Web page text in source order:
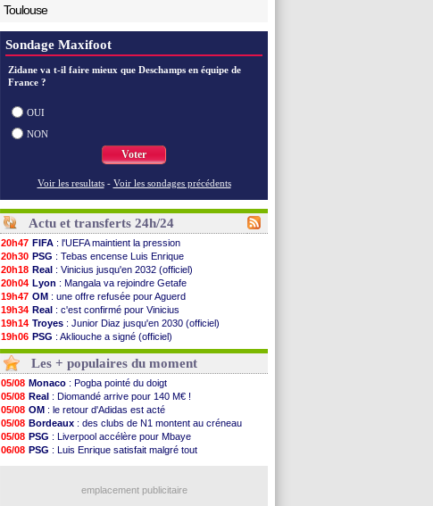
Toulouse
Sondage Maxifoot
Zidane va t-il faire mieux que Deschamps en équipe de
France ?
OUI
NON
Voter
Voir les resultats - Voir les sondages précédents
Actu et transferts 24h/24
20h47 FIFA : l'UEFA maintient la pression
20h30 PSG : Tebas encense Luis Enrique
20h18 Real : Vinicius jusqu'en 2032 (officiel)
20h04 Lyon : Mangala va rejoindre Getafe
19h47 OM : une offre refusée pour Aguerd
19h34 Real : c'est confirmé pour Vinicius
19h14 Troyes : Junior Diaz jusqu'en 2030 (officiel)
19h06 PSG : Akliouche a signé (officiel)
18h50 OM: une offre pour Bulka
18h30
PSG : contrat signé pour Akliouche
18h20 Ouganda: Owori battu à mort à Kampala
17h58
Arsenal : Arteta veut créer une dynastie
17h47
Chelsea: Palace a fait son offre pour Disasi
17h34
FIFA: le gouvernement espagnol s'en mêle
17h22
PSG: l'étonnante rumeur Gusto
17h10
Bologne: Dallinga est sur le marché
16h59
OM : accord trouvé avec Man City pour Rulli
: Juanlu signe à Bournemouth (officiel)
Les + populaires du moment
05/08 Monaco : Pogba pointé du doigt
05/08 Real : Diomandé arrive pour 140 M€ !
05/08 OM : le retour d'Adidas est acté
05/08 Bordeaux : des clubs de N1 montent au créneau
05/08 PSG : Liverpool accélère pour Mbaye
06/08 PSG : Luis Enrique satisfait malgré tout
emplacement publicitaire